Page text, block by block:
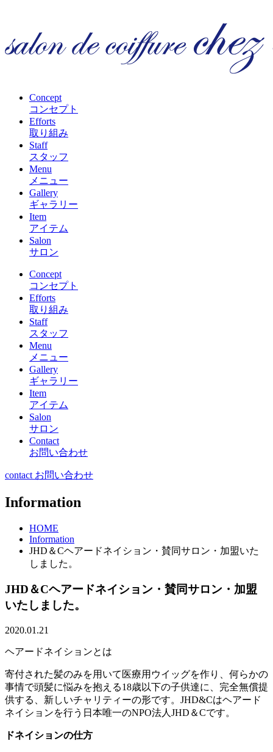
Concept
コンセプト
Efforts
取り組み
Staff
スタッフ
Menu
メニュー
Gallery
ギャラリー
Item
アイテム
Salon
サロン
Concept
コンセプト
Efforts
取り組み
Staff
スタッフ
Menu
メニュー
Gallery
ギャラリー
Item
アイテム
Salon
サロン
Contact
お問い合わせ
contact お問い合わせ
Information
HOME
Information
JHD＆Cヘアードネイション・賛同サロン・加盟いた
しました。
JHD＆Cヘアードネイション・賛同サロン・加盟
いたしました。
2020.01.21
ヘアードネイションとは
寄付された髪のみを用いて医療用ウイッグを作り、何らかの
事情で頭髪に悩みを抱える18歳以下の子供達に、完全無償提
供する、新しいチャリティーの形です。JHD&Cはヘアード
ネイションを行う日本唯一のNPO法人JHD＆Cです。
ドネイションの仕方